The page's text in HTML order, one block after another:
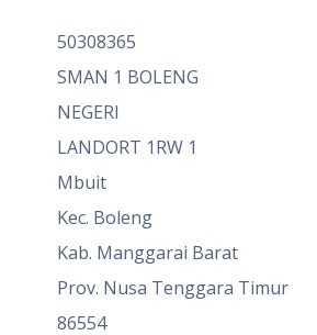
50308365
SMAN 1 BOLENG
NEGERI
LANDORT 1RW 1
Mbuit
Kec. Boleng
Kab. Manggarai Barat
Prov. Nusa Tenggara Timur
86554